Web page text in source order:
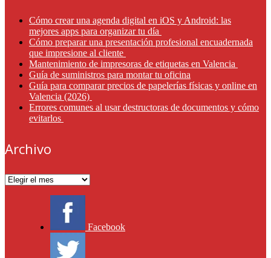
Cómo crear una agenda digital en iOS y Android: las
mejores apps para organizar tu día
Cómo preparar una presentación profesional encuadernada
que impresione al cliente
Mantenimiento de impresoras de etiquetas en Valencia
Guía de suministros para montar tu oficina
Guía para comparar precios de papelerías físicas y online en
Valencia (2026)
Errores comunes al usar destructoras de documentos y cómo
evitarlos
Archivo
Archivo
Facebook